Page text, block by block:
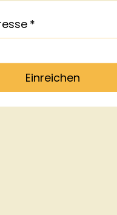
*
Einreichen